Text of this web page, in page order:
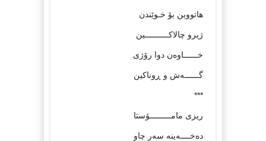
هاتووین بۆ خـوێندن
ژیرو چالاكــــــــــین
خــــــاوه‌ن دوا رۆژی
گــــــه‌ش و ڕوناكین
***
ریزی مامـــــــــۆستا
ده‌خــــه‌ینه‌ سه‌ر چاو